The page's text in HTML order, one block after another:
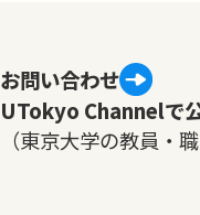
お問い合わせ
UTokyo Channelで
（東京大学の教員・職